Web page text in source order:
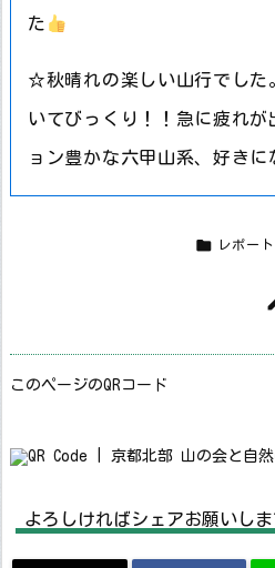
た
☆秋晴れの楽しい山行でした
いてびっくり！！急に疲れが
ョン豊かな六甲山系、好きに
 レポー
このページのQRコード
よろしければシェアお願いしま